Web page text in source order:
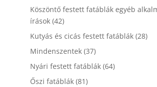
termék
Köszöntő festett fatáblák egyéb
írások 4242
termék
Kutyás és cicás festett fatáblák 2828
Mindenszentek 3737
termék
Nyári festett fatáblák 6464
Őszi fatáblák 8181